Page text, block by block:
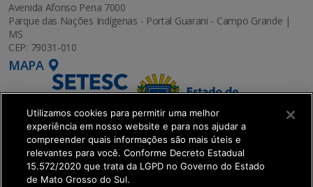
Avenida Afonso Pena 7000
Parque das Nações Indígenas - Portal Guarani - Campo Grande |
MS
CEP: 79031-010
MAPA
Utilizamos cookies para permitir uma melhor
experiência em nosso website e para nos ajudar a
compreender quais informações são mais úteis e
relevantes para você. Conforme Decreto Estadual
15.572/2020 que trata da LGPD no Governo do Estado
de Mato Grosso do Sul.